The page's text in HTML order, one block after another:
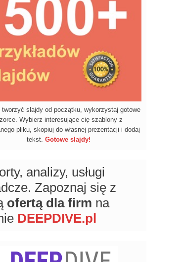
tworzyć slajdy od początku, wykorzystaj gotowe
Wybierz interesujące cię szablony z
pliku, skopiuj do własnej prezentacji i dodaj
tekst. Gotowe slajdy!
analizy, usługi
Zapoznaj się z
ofertą dla firm na
DEEPDIVE.pl